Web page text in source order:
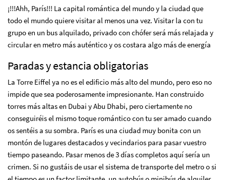
¡!!!Ahh, París!!! La capital romántica del mundo y la ciudad que
todo el mundo quiere visitar al menos una vez. Visitar la con tu
grupo en un bus alquilado, privado con chófer será más relajada y
circular en metro más auténtico y os costara algo más de energía
Paradas y estancia obligatorias
La Torre Eiffel ya no es el edificio más alto del mundo, pero eso no
impide que sea poderosamente impresionante. Han construido
torres más altas en Dubai y Abu Dhabi, pero ciertamente no
conseguiréis el mismo toque romántico con tu ser amado cuando
os sentéis a su sombra. París es una ciudad muy bonita con un
montón de lugares destacados y vecindarios para pasar vuestro
tiempo paseando. Pasar menos de 3 días completos aquí sería un
crimen. Si no gustáis de usar el sistema de transporte del metro o si